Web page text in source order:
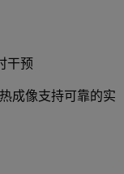
干预
成像支持可靠的实